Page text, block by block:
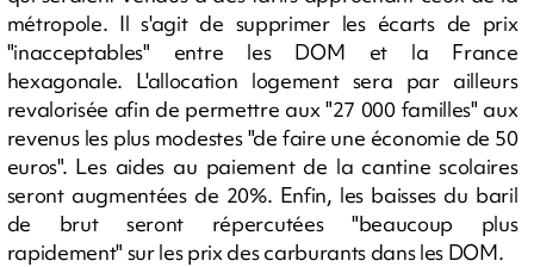
métropole. Il s'agit de supprimer les écarts de prix
"inacceptables" entre les DOM et la France
hexagonale. L'allocation logement sera par ailleurs
revalorisée afin de permettre aux "27 000 familles" aux
revenus les plus modestes "de faire une économie de 50
euros". Les aides au paiement de la cantine scolaires
seront augmentées de 20%. Enfin, les baisses du baril
de brut seront répercutées "beaucoup plus
rapidement" sur les prix des carburants dans les DOM.